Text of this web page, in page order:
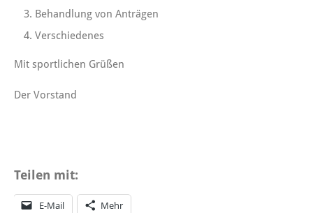
Behandlung von Anträgen
Verschiedenes
Mit sportlichen Grüßen
Der Vorstand
Teilen mit:
E-Mail Mehr